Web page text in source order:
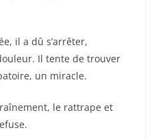
il a dû s’arrêter,
Il tente de trouver
un miracle.
le rattrape et